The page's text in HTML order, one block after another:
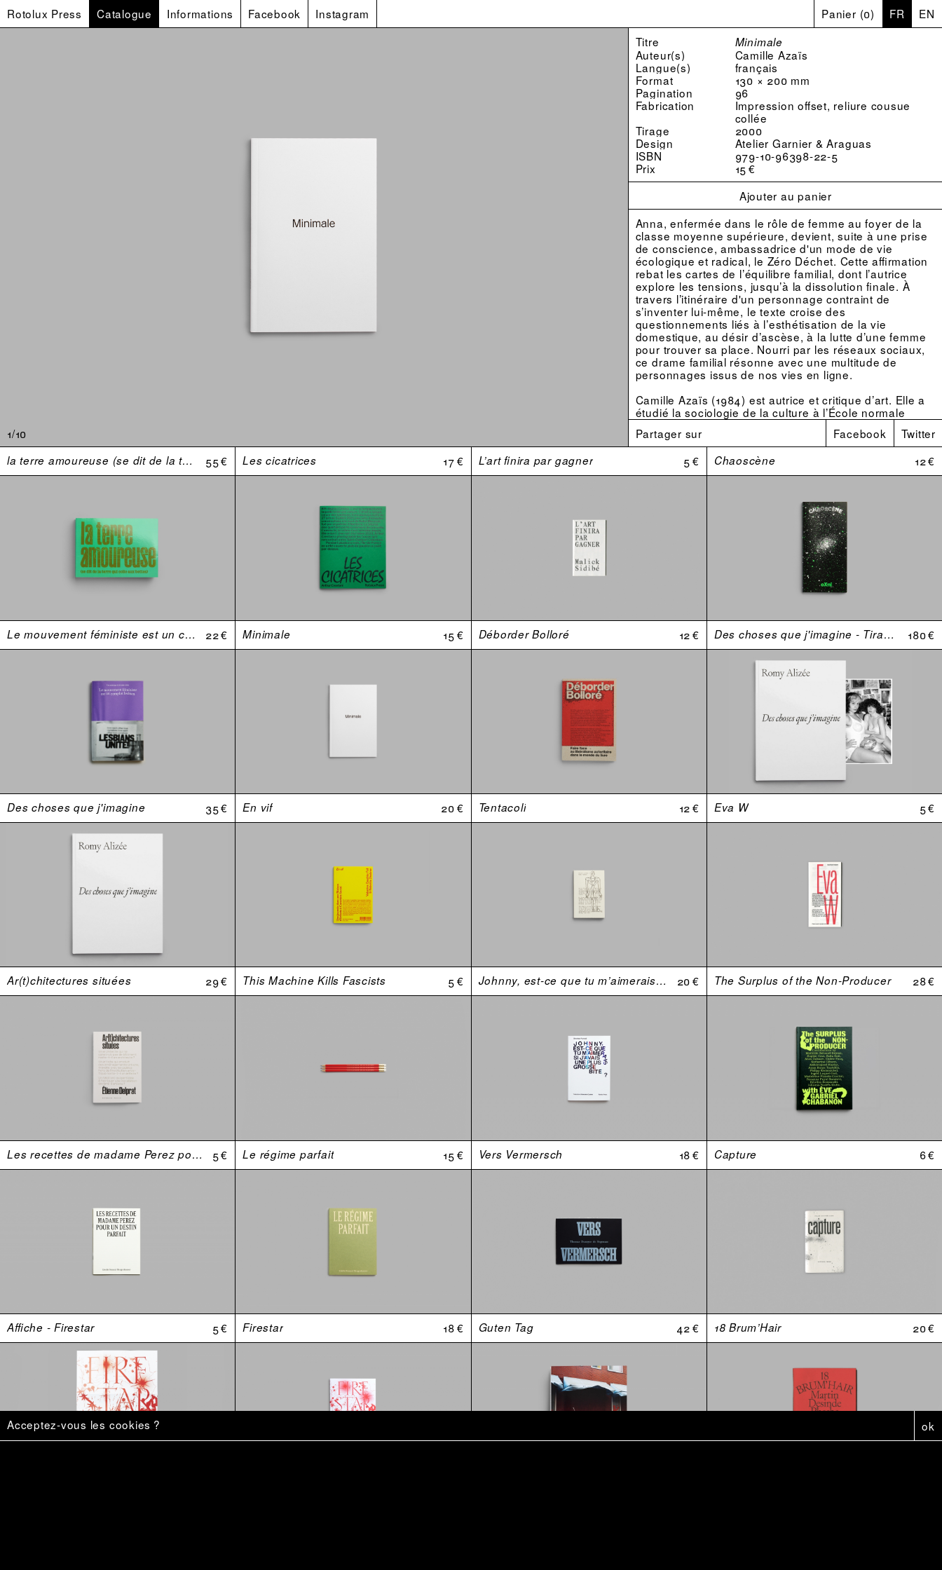
Rotolux Press Catalogue Informations Facebook Instagram Panier (0) FR EN
1/10
Titre Minimale
Auteur(s)
Camille Azaïs
Langue(s)
français
Format
130 × 200 mm
Pagination
96
Fabrication
Impression offset, reliure cousue
collée
Tirage
2000
Design
Atelier Garnier & Araguas
ISBN
979-10-96398-22-5
Prix
15 €
Ajouter au panier
Anna, enfermée dans le rôle de femme au foyer de la
classe moyenne supérieure, devient, suite à une prise
de conscience, ambassadrice d'un mode de vie
écologique et radical, le Zéro Déchet. Cette affirmation
rebat les cartes de l’équilibre familial, dont l’autrice
explore les tensions, jusqu’à la dissolution finale. À
travers l’itinéraire d'un personnage contraint de
s’inventer lui-même, le texte croise des
questionnements liés à l’esthétisation de la vie
domestique, au désir d’ascèse, à la lutte d’une femme
pour trouver sa place. Nourri par les réseaux sociaux,
ce drame familial résonne avec une multitude de
personnages issus de nos vies en ligne.
Camille Azaïs (1984) est autrice et critique d’art. Elle a
étudié la sociologie de la culture à l’École normale
supérieure de Lyon. Elle est l’autrice, en 2022, de
l’essai fictionnel
Tombolo Presses
). Elle
écrit également régulièrement des fictions pour Radio
Mickael Jackson,
). Elle a été lauréate,
en 2020, de l’aide à la création – Artcena
recherches théoriques actuelles portent sur la notion
de ruralité dans l’art contemporain. Elle collabore
régulièrement à des revues spécialisées ou des
catalogues et enseigne la théorie de l’art à l’école
supérieure d’arts et média de Caen/ Cherbourg.
Photographies du livre : © Virginie Ribaud Studio
Partager sur Facebook Twitter
la terre amoureuse (se dit de la terre qui colle aux bottes) 55 € Les cicatrices 17 € L’art finira par gagner 5 € Chaoscène 12 €
Le mouvement féministe est un complot lesbien. Une anthologie (USA 1969–1974) 22 € Minimale 15 € Déborder Bolloré 12 € Des choses que j'imagine - Tirage de tête 180 €
Des choses que j'imagine 35 € En vif 20 € Tentacoli 12 € Eva W 5 €
Ar(t)chitectures situées 29 € This Machine Kills Fascists 5 € Johnny, est-ce que tu m’aimerais si j’avais une plus grosse bite ? 20 € The Surplus of the Non-Producer 28 €
Les recettes de madame Perez pour un destin parfait 5 € Le régime parfait 15 € Vers Vermersch 18 € Capture 6 €
Affiche - Firestar 5 € Firestar 18 € Guten Tag 42 € 18 Brum’Hair 20 €
Acceptez-vous les cookies ? ok